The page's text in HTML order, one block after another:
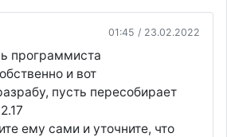
01:45 / 23.02.2022
программиста
и вот
пусть пересобирает
ему сами и уточните, что